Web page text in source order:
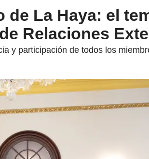
de La Haya: el
Relaciones
y participación de todos los